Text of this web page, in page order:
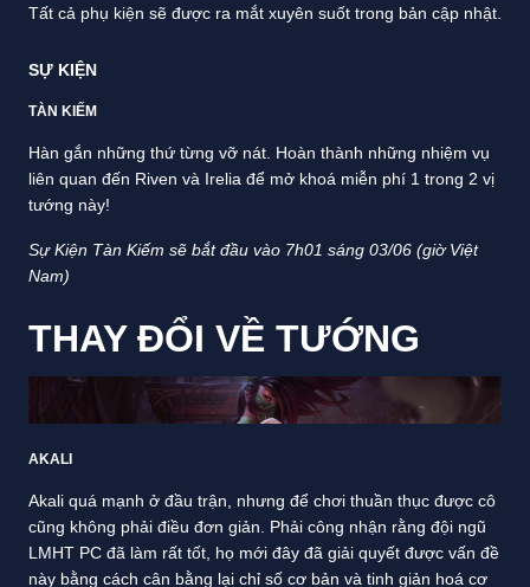
Tất cả phụ kiện sẽ được ra mắt xuyên suốt trong bản cập nhật.
SỰ KIỆN
TÀN KIẾM
Hàn gắn những thứ từng vỡ nát. Hoàn thành những nhiệm vụ
liên quan đến Riven và Irelia để mở khoá miễn phí 1 trong 2 vị
tướng này!
Sự Kiện Tàn Kiếm sẽ bắt đầu vào 7h01 sáng 03/06 (giờ Việt
Nam)
THAY ĐỔI VỀ TƯỚNG
AKALI
Akali quá mạnh ở đầu trận, nhưng để chơi thuần thục được cô
cũng không phải điều đơn giản. Phải công nhận rằng đội ngũ
LMHT PC đã làm rất tốt, họ mới đây đã giải quyết được vấn đề
này bằng cách cân bằng lại chỉ số cơ bản và tinh giản hoá cơ